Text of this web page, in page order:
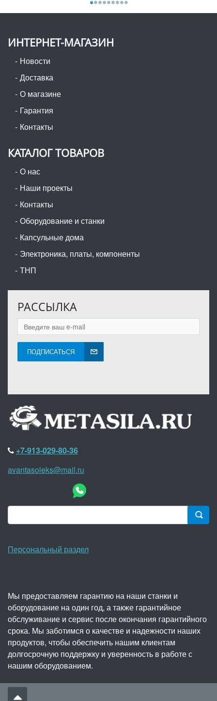
ИНТЕРНЕТ-МАГАЗИН
Новости
Доставка
О магазине
Гарантия
Контакты
КАТАЛОГ ТОВАРОВ
О нас
Наши проекты
Контакты
Оборудование и станки
Капсульные дома
Электроника, платы, компоненты
ТНП
РАССЫЛКА
ПОДПИСАТЬСЯ
+7-913-029-80-36
avantasoleks@mail.ru
Персональный раздел
Мы предоставляем гарантию на наши станки и
оборудование на один год, а также гарантийное
обслуживание и сервис после окончания гарантийного
срока. Мы заботимся о качестве и надежности наших
продуктов, чтобы обеспечить нашим клиентам
долгосрочную поддержку и уверенность в работе с
нашим оборудованием.